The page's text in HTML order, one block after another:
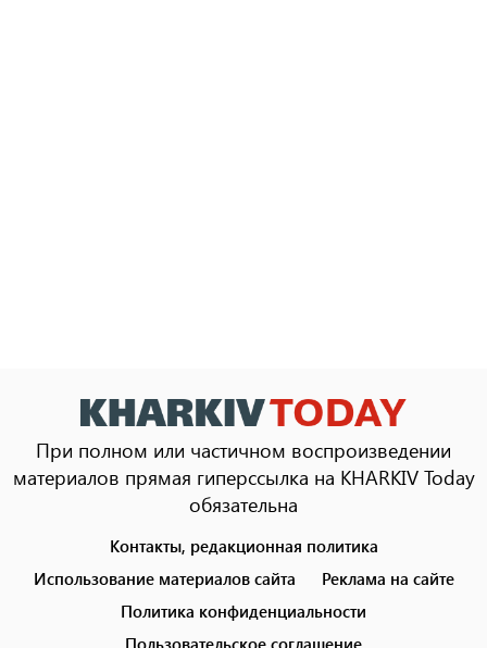
При полном или частичном воспроизведении
материалов прямая гиперссылка на KHARKIV Today
обязательна
menu
Контакты, редакционная политика
Использование материалов сайта
Реклама на сайте
Политика конфиденциальности
Пользовательское соглашение